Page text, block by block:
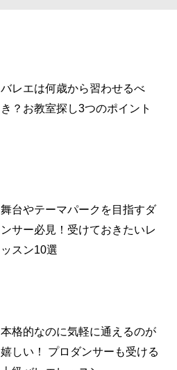
バレエは何歳から習わせるべ
き？お教室探し3つのポイント
舞台やテーマパークを目指すダ
ンサー必見！受けておきたいレ
ッスン10選
本格的なのに気軽に通えるのが
嬉しい！ プロダンサーも受ける